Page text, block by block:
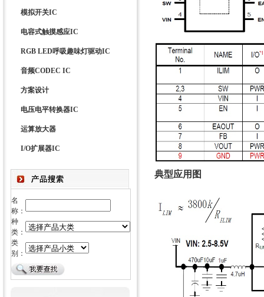
模拟开关IC
电容式触摸感应IC
RGB LED呼吸趣味灯驱动IC
音频CODEC IC
方案设计
电压电平转换器IC
运算放大器
I/O扩展器IC
名
称：
种
类：
类
别：
典型应用图